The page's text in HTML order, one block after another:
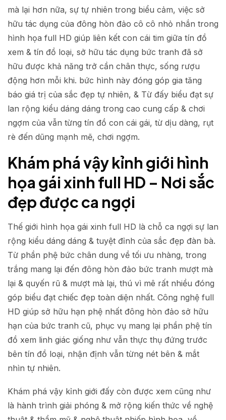
mà lại hơn nữa, sự tự nhiên trong biểu cảm, việc sở
hữu tác dụng của đông hòn đảo cô cô nhỏ nhắn trong
hình họa full HD giúp liên kết con cái tim giữa tín đồ
xem & tín đồ loại, sở hữu tác dụng bức tranh đã sở
hữu được khả năng trở cần chân thực, sống rượu
động hơn mỗi khi. bức hình này đóng góp gia tăng
báo giá trị của sắc đẹp tự nhiên, & Từ đấy biểu đạt sự
lan rộng kiểu dáng dáng trong cao cung cấp & chơi
ngợm của vẫn từng tín đồ con cái gái, từ dịu dàng, rụt
rè đến dũng mạnh mẽ, chơi ngợm.
Khám phá vậy kỉnh giới hình
họa gái xinh full HD – Nơi sắc
đẹp được ca ngợi
Thế giới hình họa gái xinh full HD là chỗ ca ngợi sự lan
rộng kiểu dáng dáng & tuyệt đỉnh của sắc đẹp đàn bà.
Từ phần phệ bức chân dung về tối ưu nhàng, trong
trắng mang lại đến đông hòn đảo bức tranh mượt mà
lại & quyến rũ & mượt mà lại, thú vì mê rất nhiều đóng
góp biểu đạt chiếc đẹp toàn diện nhất. Công nghệ full
HD giúp sở hữu hạn phệ nhất đông hòn đảo sở hữu
hạn của bức tranh cũ, phục vụ mang lại phần phệ tín
đồ xem linh giác giống như vẫn thực thụ đứng trước
bên tín đồ loại, nhận định vẫn từng nét bên & mắt
nhìn tự nhiên.
Khám phá vậy kỉnh giới đấy còn được xem cũng như
là hành trình giải phóng & mở rộng kiến thức về nghệ